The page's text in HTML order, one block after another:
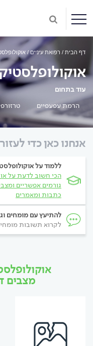
דף הבית רפואת עיניים
עוד בתחום
הרמת עפעפיים
אנחנו כאן כדי
ללמוד על
הכי חשוב לדעת על
גורמים אפשריים
כתבות ומאמרים
להתיעץ עם מומחים
לקרוא תשובות
מצבים